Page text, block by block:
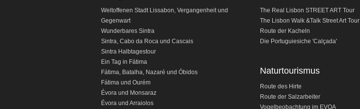
Weltoffenen Stadt Lissabon, Vergangenheit und
Gegenwart
Wunderbares Sintra
Sintra, Cabo da Roca und Cascais
Sintra Halbtagestour
Ein Tag in Fátima
Fátima, Batalha, Nazaré und Óbidos
Fátima und Ourém
Évora und Monsaraz
Évora und Arraiolos
The Real Lisbon STREET ART Tour
The Lisbon Walk &Talk Street Art Tour
Route der Kacheln
Die Portuguiesiche 'Calçada'
Naturtourismus
Route des Hirte
Route der Salzarbeiter
Vogelbeobachtung im EVOA